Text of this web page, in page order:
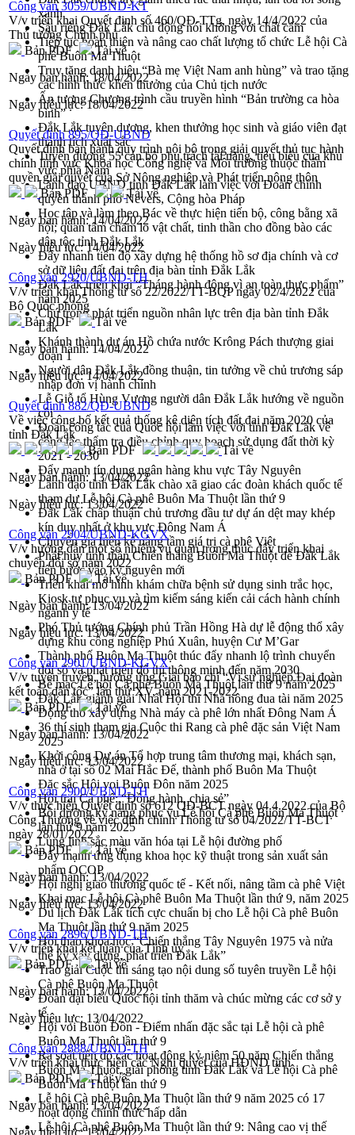
xanh
Sầu riêng Đắk Lắk chủ động nói không với chất cấm
Tiếp tục hoàn thiện và nâng cao chất lượng tổ chức Lễ hội Cà
phê Buôn Ma Thuột
Truy tặng danh hiệu “Bà mẹ Việt Nam anh hùng” và trao tặng
các hình thức khen thưởng của Chủ tịch nước
Ấn tượng Chương trình cầu truyền hình “Bản trường ca hòa
bình”
Đắk Lắk tuyên dương, khen thưởng học sinh và giáo viên đạt
thành tích xuất sắc
Tuyên dương 55 cán bộ phụ trách tài năng, tiêu biểu của khu
vực phía Nam
Lãnh đạo UBND tỉnh Đắk Lắk làm việc với Đoàn chính
quyền thành phố Nevers, Cộng hòa Pháp
Học tập và làm theo Bác về thực hiện tiến bộ, công bằng xã
hội; quan tâm chăm lo vật chất, tinh thần cho đồng bào các
dân tộc tỉnh Đắk Lắk
Đẩy nhanh tiến độ xây dựng hệ thống hồ sơ địa chính và cơ
sở dữ liệu đất đai trên địa bàn tỉnh Đắk Lắk
Đắk Lắk triển khai “Tháng hành động vì an toàn thực phẩm”
năm 2025
Chú trọng phát triển nguồn nhân lực trên địa bàn tỉnh Đắk
Lắk
Khánh thành dự án Hồ chứa nước Krông Pách thượng giai
đoạn 1
Người dân Đắk Lắk đồng thuận, tin tưởng về chủ trương sáp
nhập đơn vị hành chính
Lễ Giỗ tổ Hùng Vương người dân Đắk Lắk hướng về nguồn
cội
Đoàn công tác của Quốc hội làm việc với tỉnh Đắk Lắk về
công tác thẩm tra điều chỉnh quy hoạch sử dụng đất thời kỳ
2021 - 2030
Đẩy mạnh tín dụng ngân hàng khu vực Tây Nguyên
Lãnh đạo tỉnh Đắk Lắk chào xã giao các đoàn khách quốc tế
tham dự Lễ hội Cà phê Buôn Ma Thuột lần thứ 9
Đắk Lắk chấp thuận chủ trương đầu tư dự án dệt may khép
kín duy nhất ở khu vực Đông Nam Á
Chuyên gia hiến kế nâng tầm giá trị cà phê Việt
Phát huy tinh thần Chiến thắng Buôn Ma Thuột để Đắk Lắk
tiến bước vào kỷ nguyên mới
Triển khai mô hình khám chữa bệnh sử dụng sinh trắc học,
Kiosk tự phục vụ và tìm kiếm sáng kiến cải cách hành chính
ngành y tế
Phó Thủ tướng Chính phủ Trần Hồng Hà dự lễ động thổ xây
dựng khu công nghiệp Phú Xuân, huyện Cư M’Gar
Thành phố Buôn Ma Thuột thúc đẩy nhanh lộ trình chuyển
đổi số và phát triển đô thị thông minh đến năm 2030
Bế mạc Lễ hội Cà phê Buôn Ma Thuột lần thứ 9 năm 2025
Đắk Lắk giành giải Nhất Hội thi Nhà nông đua tài năm 2025
Động thổ xây dựng Nhà máy cà phê lớn nhất Đông Nam Á
36 thí sinh tham gia Cuộc thi Rang cà phê đặc sản Việt Nam
2025
Khởi công Dự án Tổ hợp trung tâm thương mại, khách sạn,
nhà ở tại số 02 Mai Hắc Đế, thành phố Buôn Ma Thuột
Đặc sắc Hội voi Buôn Đôn năm 2025
Hội trại Cà phê: “Đồng hành, chia sẻ”
Bồi dưỡng kỹ năng phục vụ Lễ hội Cà phê Buôn Ma Thuột
lần thứ 9 năm 2025
Lung linh sắc màu văn hóa tại Lễ hội đường phố
Đẩy mạnh ứng dụng khoa học kỹ thuật trong sản xuất sản
phẩm OCOP
Hội nghị giao thương quốc tế - Kết nối, nâng tầm cà phê Việt
Khai mạc Lễ hội Cà phê Buôn Ma Thuột lần thứ 9, năm 2025
Du lịch Đắk Lắk tích cực chuẩn bị cho Lễ hội Cà phê Buôn
Ma Thuột lần thứ 9 năm 2025
Hội thảo khoa học “Chiến thắng Tây Nguyên 1975 và nửa
thế kỷ xây dựng, phát triển Đắk Lắk”
Trao giải Cuộc thi sáng tạo nội dung số tuyên truyền Lễ hội
Cà phê Buôn Ma Thuột
Đoàn đại biểu Quốc hội tỉnh thăm và chúc mừng các cơ sở y
tế
Hội voi Buôn Đôn - Điểm nhấn đặc sắc tại Lễ hội cà phê
Buôn Ma Thuột lần thứ 9
Rà soát tiến độ các hoạt động kỷ niệm 50 năm Chiến thắng
Buôn Ma Thuột, giải phóng tỉnh Đắk Lắk và Lễ hội Cà phê
Buôn Ma Thuột lần thứ 9
Lễ hội Cà phê Buôn Ma Thuột lần thứ 9 năm 2025 có 17
hoạt động chính thức hấp dẫn
Lễ hội Cà phê Buôn Ma Thuột lần thứ 9: Nâng cao vị thế
Công văn 3059/UBND-KT
V/v triển khai Quyết định số 460/QĐ-TTg, ngày 14/4/2022 của
Thủ tướng Chính phủ
Bản PDF
Tải về
Ngày ban hành:18/04/2022
Ngày hiệu lực:18/04/2022
Quyết định 895/QĐ-UBND
Quyết định ban hành quy trình nội bộ trong giải quyết thủ tục hành
chính lĩnh vực Khoa học Công nghệ và Môi trường thuộc thẩm
quyền giải quyết của Sở Nông nghiệp và Phát triển nông thôn
Bản PDF
Tải về
Ngày ban hành:14/04/2022
Ngày hiệu lực:14/04/2022
Công văn 2920/UBND-TH
V/v triển khai Thông tư số 22/2022/TT-BQP ngày 02/4/2022 của
Bộ Quốc phòng
Bản PDF
Tải về
Ngày ban hành:14/04/2022
Ngày hiệu lực:14/04/2022
Quyết định 882/QĐ-UBND
Về việc công bố kết quả thống kê diện tích đất đai năm 2020 của
tỉnh Đắk Lắk
Bản PDF
Tải về
Ngày ban hành:13/04/2022
Ngày hiệu lực:13/04/2022
Công văn 2904/UBND-KGVX
V/v hướng dẫn một số nhiệm vụ quan trọng thúc đẩy triển khai
chuyển đổi số năm 2022
Bản PDF
Tải về
Ngày ban hành:13/04/2022
Ngày hiệu lực: 13/04/2022
Công văn 2901/UBND-KGVX
V/v tuyên truyền, hưởng ứng Giải báo chí “Vì sự nghiệp Đại đoàn
kết toàn dân tộc” lần thứ XV, năm 2021-2022
Bản PDF
Tải về
Ngày ban hành:13/04/2022
Ngày hiệu lực:13/04/2022
Công văn 2900/UBND-TH
V/v thực hiện Quyết định số 612 QĐ-BCT ngày 04.4.2022 của Bộ
Công Thương về việc đính chính Thông tư số 04/2022/TT-BCT
ngày 28/01/2022
Bản PDF
Tải về
Ngày ban hành:13/04/2022
Ngày hiệu lực:13/04/2022
Công văn 2896/UBND-TH
V/v triển khai kết luận của Tỉnh ủy
Bản PDF
Tải về
Ngày ban hành:13/04/2022
Ngày hiệu lực: 13/04/2022
Công văn 2888/UBND-TH
V/v triển khai thực hiện các Nghị quyết của HĐND tỉnh
Bản PDF
Tải về
Ngày ban hành: 13/04/2022